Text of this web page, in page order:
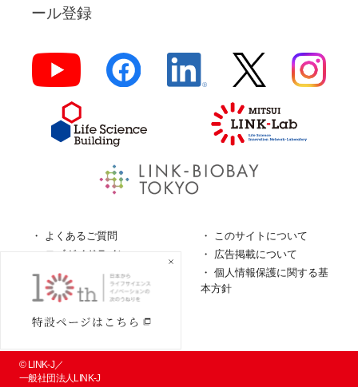
ール登録
よくあるご質問
このサイトについて
ロゴガイドライン
広告掲載について
特定商取引法に基づく表
個人情報保護に関する基
本方針
© LINK-J／
一般社団法人LINK-J